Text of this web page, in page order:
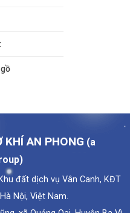
KHÍ AN PHONG (a
đất dịch vụ Vân Canh, KĐT
Nội, Việt Nam.